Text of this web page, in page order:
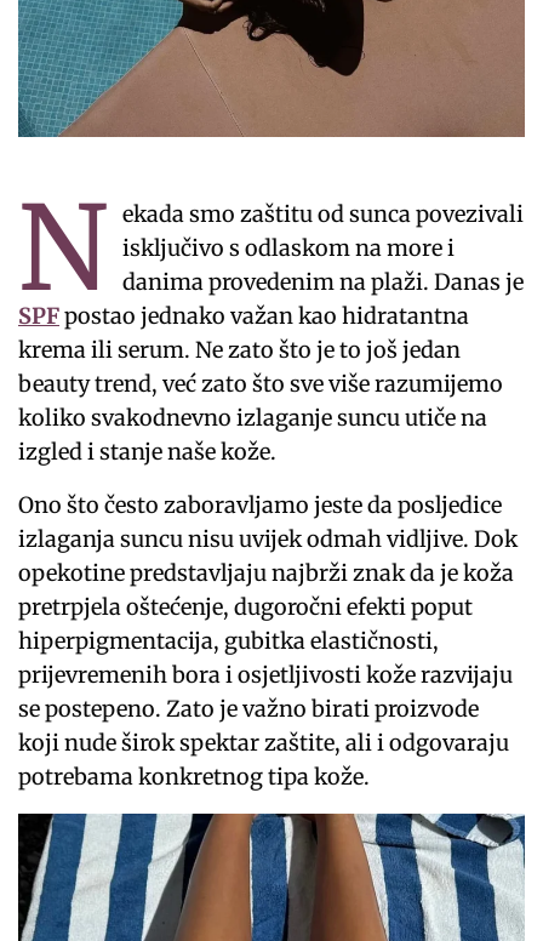
N ekada smo zaštitu od sunca povezivali
isključivo s odlaskom na more i
danima provedenim na plaži. Danas je
SPFpostao jednako važan kao hidratantna
krema ili serum. Ne zato što je to još jedan
beauty trend, već zato što sve više razumijemo
koliko svakodnevno izlaganje suncu utiče na
izgled i stanje naše kože.
Ono što često zaboravljamo jeste da posljedice
izlaganja suncu nisu uvijek odmah vidljive. Dok
opekotine predstavljaju najbrži znak da je koža
pretrpjela oštećenje, dugoročni efekti poput
hiperpigmentacija, gubitka elastičnosti,
prijevremenih bora i osjetljivosti kože razvijaju
se postepeno. Zato je važno birati proizvode
koji nude širok spektar zaštite, ali i odgovaraju
potrebama konkretnog tipa kože.